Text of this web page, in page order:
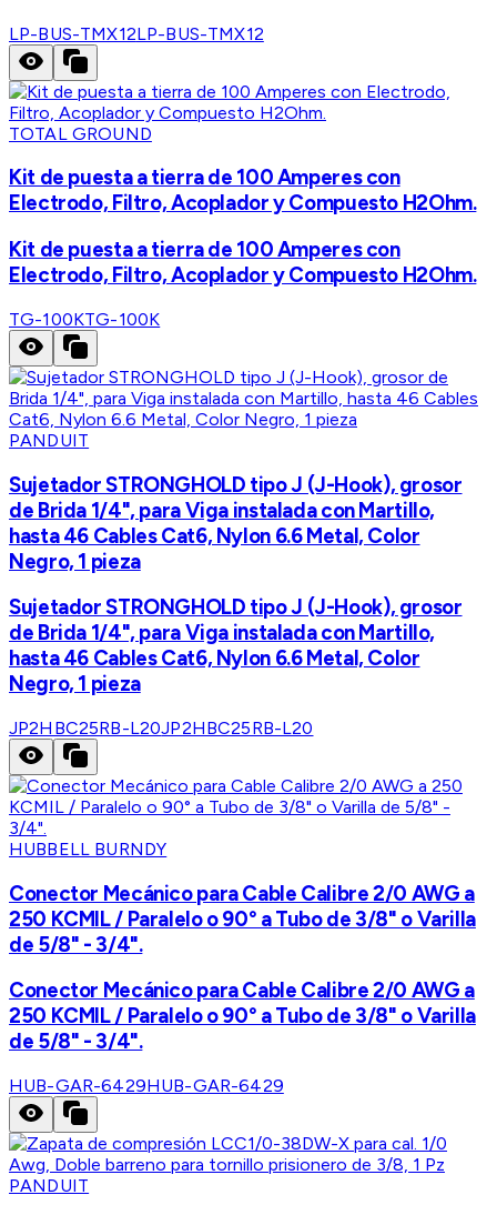
LP-BUS-TMX12LP-BUS-TMX12
TOTAL GROUND
Kit de puesta a tierra de 100 Amperes con
Electrodo, Filtro, Acoplador y Compuesto H2Ohm.
Kit de puesta a tierra de 100 Amperes con
Electrodo, Filtro, Acoplador y Compuesto H2Ohm.
TG-100KTG-100K
PANDUIT
Sujetador STRONGHOLD tipo J (J-Hook), grosor
de Brida 1/4", para Viga instalada con Martillo,
hasta 46 Cables Cat6, Nylon 6.6 Metal, Color
Negro, 1 pieza
Sujetador STRONGHOLD tipo J (J-Hook), grosor
de Brida 1/4", para Viga instalada con Martillo,
hasta 46 Cables Cat6, Nylon 6.6 Metal, Color
Negro, 1 pieza
JP2HBC25RB-L20JP2HBC25RB-L20
HUBBELL BURNDY
Conector Mecánico para Cable Calibre 2/0 AWG a
250 KCMIL / Paralelo o 90° a Tubo de 3/8" o Varilla
de 5/8" - 3/4".
Conector Mecánico para Cable Calibre 2/0 AWG a
250 KCMIL / Paralelo o 90° a Tubo de 3/8" o Varilla
de 5/8" - 3/4".
HUB-GAR-6429HUB-GAR-6429
PANDUIT